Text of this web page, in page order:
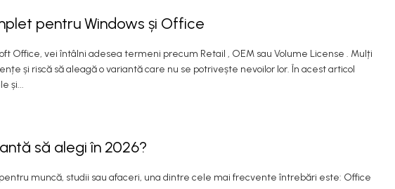
pentru Windows și Office
Office, vei întâlni adesea termeni precum Retail , OEM sau Volume License . Mulți
și riscă să aleagă o variantă care nu se potrivește nevoilor lor. În acest articol
și...
să alegi în 2026?
muncă, studii sau afaceri, una dintre cele mai frecvente întrebări este: Office